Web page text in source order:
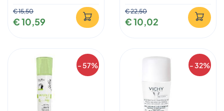
€ 15,50
€ 10,59
€ 22,50
€ 10,02
- 57% - 32%